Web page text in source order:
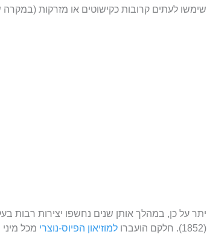
שימשו לעתים קרובות כקישוטים או מזרקות (במקרה
יתר על כן, במהלך אותן שנים נחשפו יצירות רבות
(1852). חלקם הועברו
למוזיאון הפיוס-נוצרי מכל